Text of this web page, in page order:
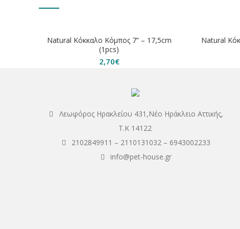
Natural Κόκκαλο Κόμπος 7” – 17,5cm
(1pcs)
2,70€
Natural
Λεωφόρος Ηρακλείου 431,Νέο Ηράκλειο Αττικής,
Τ.Κ 14122
2102849911 – 2110131032 – 6943002233
info@pet-house.gr